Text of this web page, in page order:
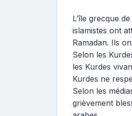
i
b
t
e
u
r
L’île grecque
islamistes ont
Ramadan. Ils
Selon les
les Kurdes
Kurdes ne
Selon les
grièvement